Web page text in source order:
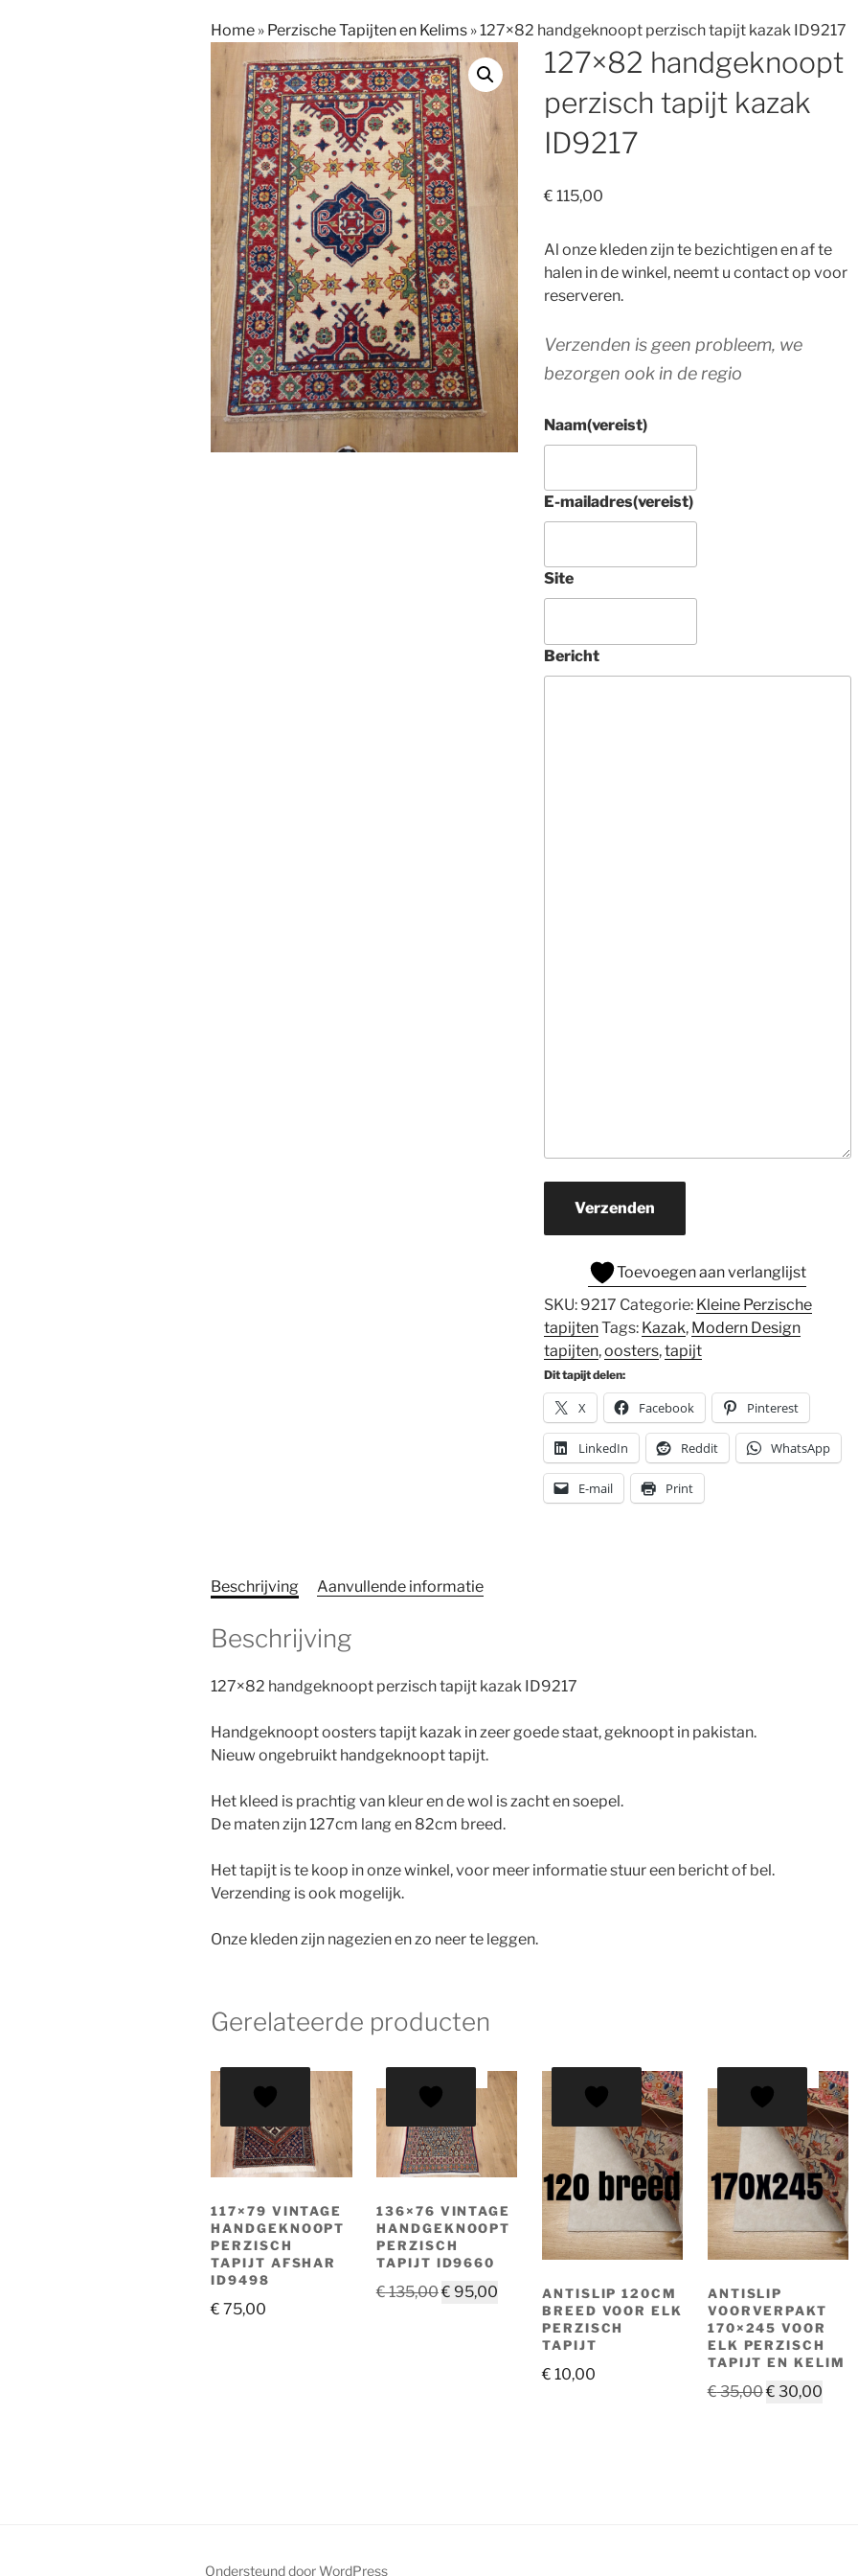
Home » Perzische Tapijten en Kelims »127×82 handgeknoopt perzisch tapijt kazak ID9217
127×82 handgeknoopt
perzisch tapijt kazak
ID9217
€ 115,00
Al onze kleden zijn te bezichtigen en af te
halen in de winkel, neemt u contact op voor
reserveren.
Verzenden is geen probleem, we
bezorgen ook in de regio
Naam(vereist)
E-mailadres(vereist)
Site
Bericht
Verzenden
Toevoegen aan verlanglijst
SKU: 9217 Categorie: Kleine Perzische
tapijtenTags: Kazak, Modern Design
tapijten,oosters,tapijt
Dit tapijt delen:
X Facebook Pinterest
LinkedIn Reddit WhatsApp
E-mail Print
Beschrijving Aanvullende informatie
Beschrijving
127×82 handgeknoopt perzisch tapijt kazak ID9217
Handgeknoopt oosters tapijt kazak in zeer goede staat, geknoopt in pakistan.
Nieuw ongebruikt handgeknoopt tapijt.
Het kleed is prachtig van kleur en de wol is zacht en soepel.
De maten zijn 127cm lang en 82cm breed.
Het tapijt is te koop in onze winkel, voor meer informatie stuur een bericht of bel.
Verzending is ook mogelijk.
Onze kleden zijn nagezien en zo neer te leggen.
Gerelateerde producten
117×79 VINTAGE
HANDGEKNOOPT
PERZISCH
TAPIJT AFSHAR
ID9498
€ 75,00
AANBIEDING!
136×76 VINTAGE
HANDGEKNOOPT
PERZISCH
TAPIJT ID9660
€135,00Oorspronkelijke
€ 95,00HuidigeANTISLIP 120CM
BREED VOOR ELK
PERZISCH
TAPIJT
€ 10,00
AANBIEDING!
ANTISLIP
VOORVERPAKT
170×245 VOOR
ELK PERZISCH
TAPIJT EN KELIM
€35,00€ 30,00
Ondersteund door WordPress